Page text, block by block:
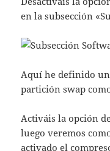
en la subsección
Aquí he definido
partición swap
Activáis la opción
luego veremos
activado el